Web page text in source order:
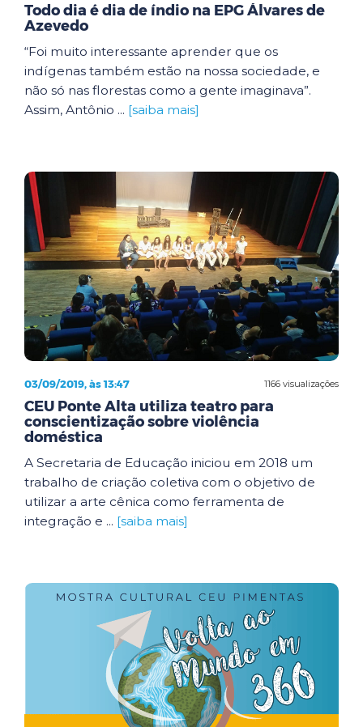
Todo dia é dia de índio na EPG Álvares de
Azevedo
“Foi muito interessante aprender que os
indígenas também estão na nossa sociedade, e
não só nas florestas como a gente imaginava”.
Assim, Antônio ... [saiba mais]
1166 visualizações
03/09/2019, às 13:47
CEU Ponte Alta utiliza teatro para
conscientização sobre violência
doméstica
A Secretaria de Educação iniciou em 2018 um
trabalho de criação coletiva com o objetivo de
utilizar a arte cênica como ferramenta de
integração e ... [saiba mais]